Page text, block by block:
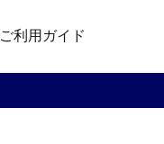
ご利用ガイド